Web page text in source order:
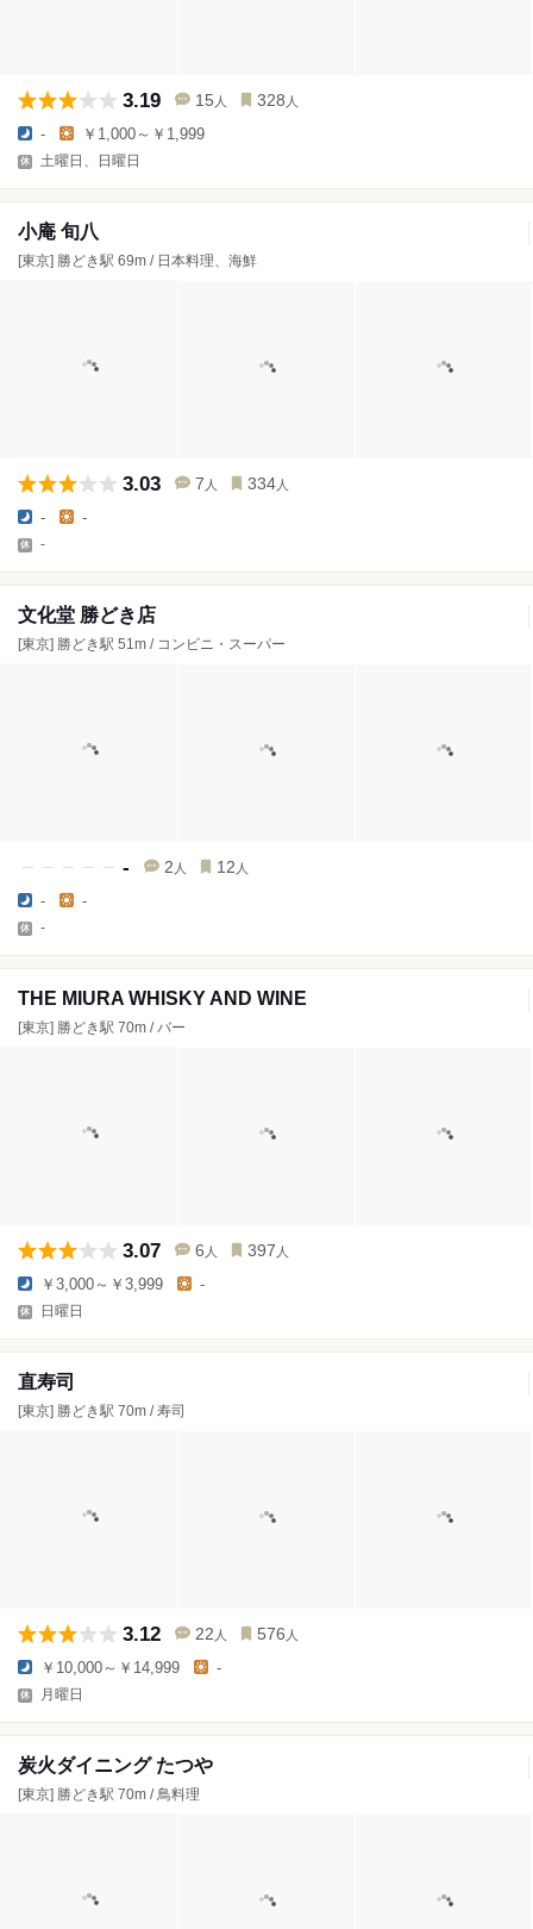
3.19 15 人 328 人
- ￥1,000～￥1,999
土曜日、日曜日
小庵 旬八
[東京] 勝どき駅 69m / 日本料理、海鮮
3.03 7 人 334 人
- -
-
文化堂 勝どき店
[東京] 勝どき駅 51m / コンビニ・スーパー
- 2 人 12 人
- -
-
THE MIURA WHISKY AND WINE
[東京] 勝どき駅 70m / バー
3.07 6 人 397 人
￥3,000～￥3,999 -
日曜日
直寿司
[東京] 勝どき駅 70m / 寿司
3.12 22 人 576 人
￥10,000～￥14,999 -
月曜日
炭火ダイニング たつや
[東京] 勝どき駅 70m / 鳥料理